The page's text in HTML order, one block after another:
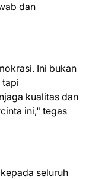
dan
Ini bukan
tapi
kualitas dan
ini," tegas
seluruh